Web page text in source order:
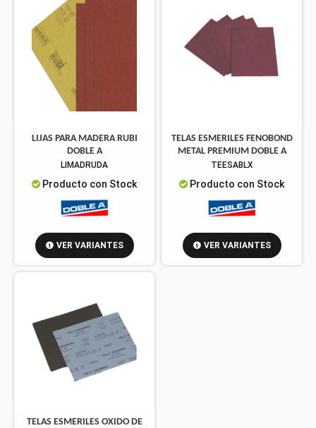
LIJAS PARA MADERA RUBI
DOBLE A
LIMADRUDA
Producto con Stock
VER VARIANTES
TELAS ESMERILES FENOBOND
METAL PREMIUM DOBLE A
TEESABLX
Producto con Stock
VER VARIANTES
TELAS ESMERILES OXIDO DE